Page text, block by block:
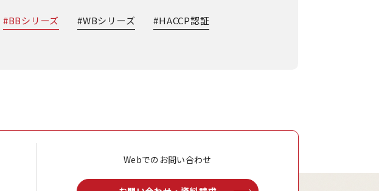
#BBシリーズ #WBシリーズ #HACCP認証
Webでのお問い合わせ